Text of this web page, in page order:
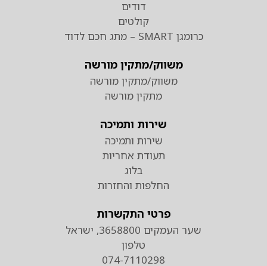
דודים
קולטים
כרומגן SMART – מתג חכם לדוד
משווק/מתקין מורשה
משווק/מתקין מורשה
מתקין מורשה
שירות ותמיכה
שירות ותמיכה
תעודת אחריות
בלוג
החלפות והחזרות
פרטי התקשרות
שער העמקים 3658800, ישראל
טלפון
074-7110298